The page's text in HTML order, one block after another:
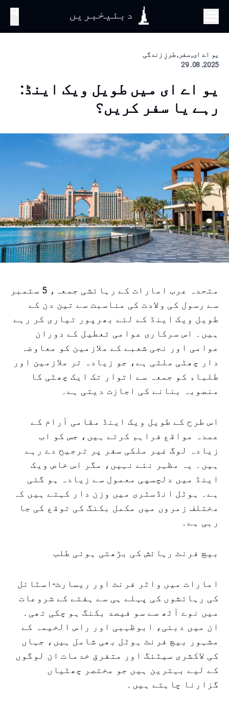
دبئیخبریں
یو اے ای, سفر, طرزِ زندگی
2025. 08. 29
یو اے ای میں طویل ویک اینڈ:
رہے یا سفر کریں؟
متحدہ عرب امارات کے رہائشی جمعہ، 5 ستمبر
سے رسول کی ولادت کی مناسبت سے تین دن کے
طویل ویک اینڈ کے لئے بھرپور تیاری کر رہے
ہیں۔ اس سرکاری عوامی تعطیل کے دوران
عوامی اور نجی شعبے کے ملازمین کو معاوضہ
دار چھٹی ملتی ہے، جو زیادہ تر ملازمین اور
طلباء کو جمعہ سے اتوار تک ایک چھٹی کا
منصوبہ بنانے کی اجازت دیتی ہے۔
اس طرح کے طویل ویک اینڈ مقامی آرام کے
عمدہ مواقع فراہم کرتے ہیں، جس کو اب
زیادہ لوگ غیر ملکی سفر پر ترجیح دے رہے
ہیں۔ یہ مظہر نئے نہیں، مگر اس خاص ویک
اینڈ میں دلچسپی معمول سے زیادہ ہو گئی
ہے۔ ہوٹل انڈسٹری میں وزن دار کہتے ہیں کہ
مختلف زمروں میں مکمل بکنگ کی توقع کی جا
رہی ہے۔
بیچ فرنٹ رہائش کی بڑھتی ہوئی طلب
امارات میں واٹر فرنٹ اور ریسارٹ-اسٹائل
کی رہائشوں کی پہلے ہی سے ہفتے کے شروعات
میں نوے آٹھ سے سو فیصد بکنگ ہو چکی تھی۔
ان میں دبئی، ابوظہبی اور راس الخیمہ کے
مشہور بیچ فرنٹ ہوٹل بھی شامل ہیں، جہاں
کی لاکشری سیٹنگ اور متفرق خدمات ان لوگوں
کے لیے بہترین ہیں جو مختصر چھٹیاں
گزارنا چاہتے ہیں۔